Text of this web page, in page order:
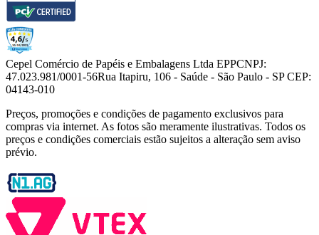
Cepel Comércio de Papéis e Embalagens Ltda EPPCNPJ:
47.023.981/0001-56Rua Itapiru, 106 - Saúde - São Paulo - SP CEP:
04143-010
Preços, promoções e condições de pagamento exclusivos para
compras via internet. As fotos são meramente ilustrativas. Todos os
preços e condições comerciais estão sujeitos a alteração sem aviso
prévio.